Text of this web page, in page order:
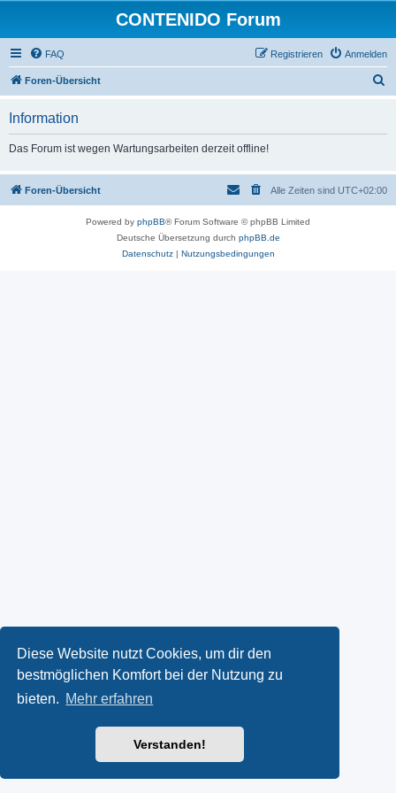
Diese Website nutzt Cookies, um dir den
bestmöglichen Komfort bei der Nutzung zu
bieten. Mehr erfahren
Verstanden!
CONTENIDO Forum
FAQ Anmelden
Registrieren
Foren-Übersicht
Information
Das Forum ist wegen Wartungsarbeiten derzeit offline!
Foren-Übersicht Alle Zeiten sind UTC+02:00
Powered by phpBB® Forum Software © phpBB Limited
Deutsche Übersetzung durch phpBB.de
Datenschutz| Nutzungsbedingungen